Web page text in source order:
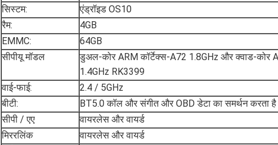
सिस्टम:
एंड्रॉइड OS10
रैम:
4GB
EMMC:
64GB
सीपीयू मॉडल
डुअल-कोर ARM कॉर्टेक्स-A72 1.8GHz और क्वाड-कोर
1.4GHz RK3399
वाई-फाई:
2.4 / 5GHz
बीटी:
BT5.0 कॉल और संगीत और OBD डेटा का समर्थन करता है
सीपी / एए
वायरलेस और वायर्ड
मिररलिंक
वायरलेस और वायर्ड